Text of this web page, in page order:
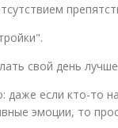
свой день
даже если кто-то
эмоции, то